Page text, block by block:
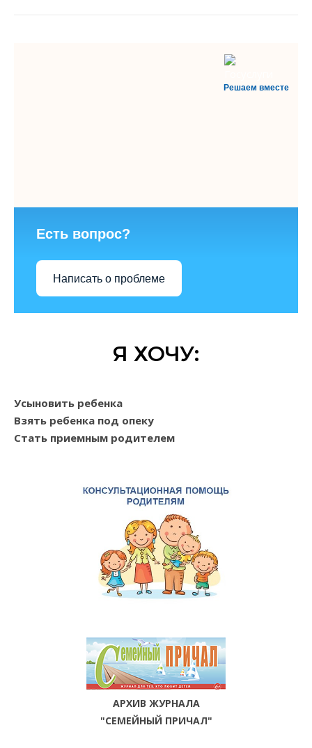
Решаем вместе
Есть вопрос?
Написать о проблеме
Я ХОЧУ:
Усыновить ребенка
Взять ребенка под опеку
Стать приемным родителем
АРХИВ ЖУРНАЛА
"СЕМЕЙНЫЙ ПРИЧАЛ"